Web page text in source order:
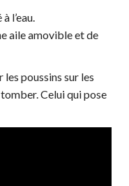
l’eau.
aile amovible et de
poussins sur les
Celui qui pose